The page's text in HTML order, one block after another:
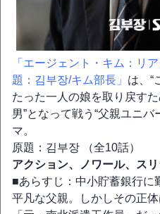
「エージェント・キム：リ
題：김부장/キム部長」 は、“
たった一人の娘を取り戻す
男”となって戦う“父親ユニバ
マ。
原題：김부장 （全10話）
アクション、ノワール、ス
■あらすじ：中小貯蓄銀行に
平凡な父親。しかしその正